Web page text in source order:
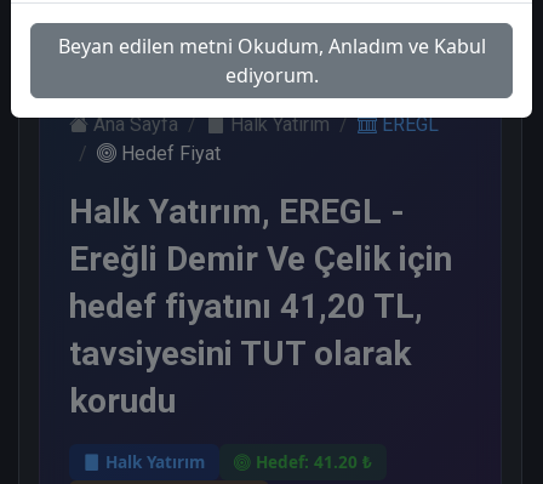
Perşembe, 02 Temmuz 2026
Ana Sayfa Halk Yatırım
EREGL
Hedef Fiyat
Halk Yatırım, EREGL -
Ereğli Demir Ve Çelik için
hedef fiyatını 41,20 TL,
tavsiyesini TUT olarak
korudu
Halk Yatırım
Hedef: 41.20 ₺
Beyan edilen metni Okudum, Anladım ve Kabul
ediyorum.